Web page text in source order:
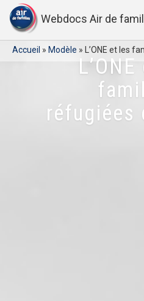
Webdocs Air de
Accueil » Modèle » L’ONE et les
réfugiées